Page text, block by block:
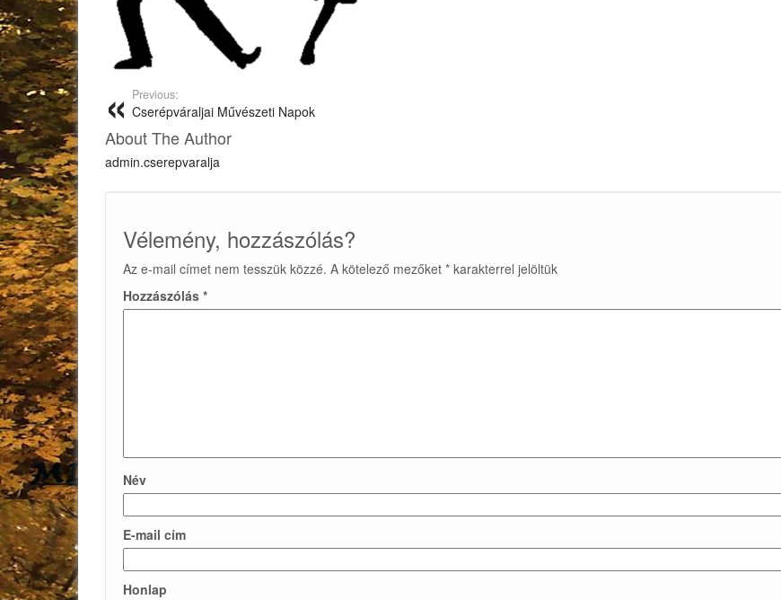
Previous:
Cserépváraljai Művészeti Napok
About The Author
admin.cserepvaralja
Vélemény, hozzászólás?
Az e-mail címet nem tesszük közzé. A kötelező mezőket * karakterrel jelöltük
Hozzászólás *
Név
E-mail cím
Honlap